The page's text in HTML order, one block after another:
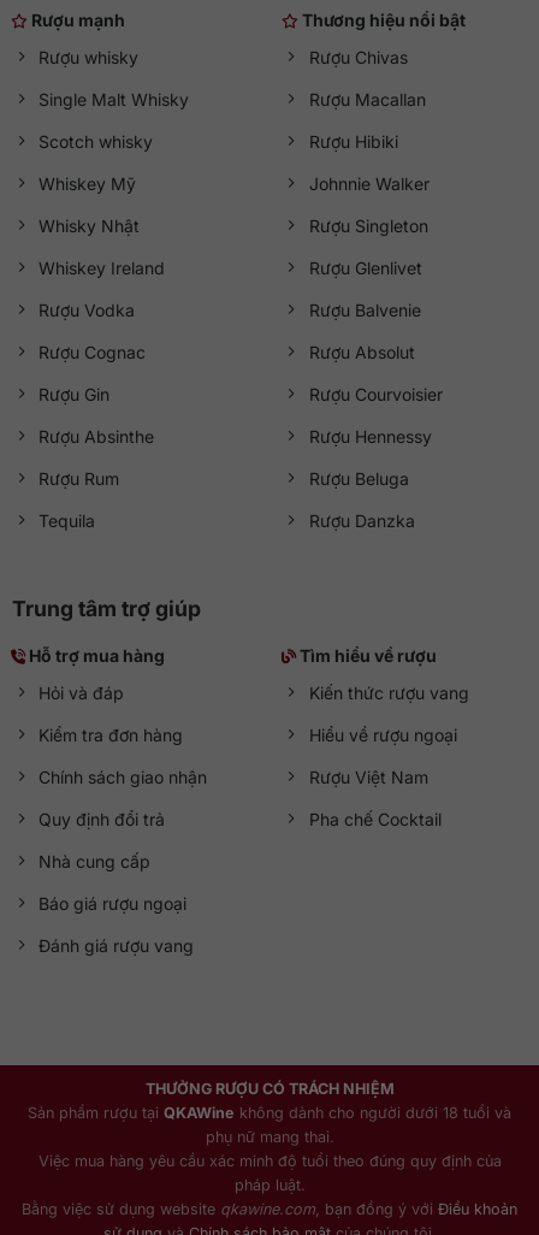
Rượu mạnh
Rượu whisky
Single Malt Whisky
Scotch whisky
Whiskey Mỹ
Whisky Nhật
Whiskey Ireland
Rượu Vodka
Rượu Cognac
Rượu Gin
Rượu Absinthe
Rượu Rum
Tequila
Thương hiệu nổi bật
Rượu Chivas
Rượu Macallan
Rượu Hibiki
Johnnie Walker
Rượu Singleton
Rượu Glenlivet
Rượu Balvenie
Rượu Absolut
Rượu Courvoisier
Rượu Hennessy
Rượu Beluga
Rượu Danzka
Trung tâm trợ giúp
Hỗ trợ mua hàng
Hỏi và đáp
Kiểm tra đơn hàng
Chính sách giao nhận
Quy định đổi trả
Nhà cung cấp
Báo giá rượu ngoại
Đánh giá rượu vang
Tìm hiểu về rượu
Kiến thức rượu vang
Hiểu về rượu ngoại
Rượu Việt Nam
Pha chế Cocktail
THƯỞNG RƯỢU CÓ TRÁCH NHIỆM
Sản phẩm rượu tại QKAWine không dành cho người dưới 18 tuổi và
phụ nữ mang thai.
Việc mua hàng yêu cầu xác minh độ tuổi theo đúng quy định của
pháp luật.
Bằng việc sử dụng website qkawine.com, bạn đồng ý với Điều khoản